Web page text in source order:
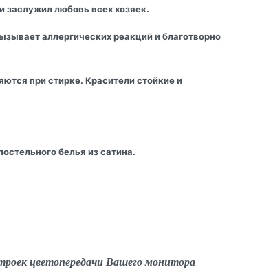
заслужил любовь всех хозяек.
аллергических реакций и благотворно
при стирке. Красители стойкие и
белья из сатина.
цветопередачи Вашего монитора